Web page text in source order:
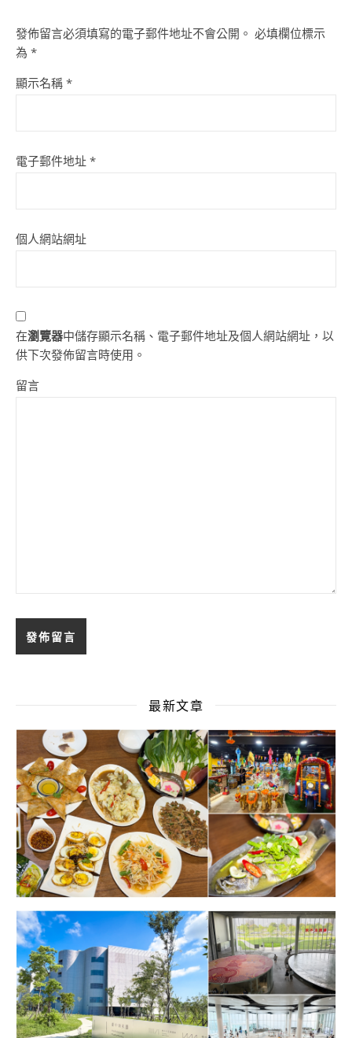
發佈留言必須填寫的電子郵件地址不會公開。 必填欄位標示
為 *
顯示名稱 *
電子郵件地址 *
個人網站網址
在瀏覽器中儲存顯示名稱、電子郵件地址及個人網站網址，以
供下次發佈留言時使用。
留言
最新文章